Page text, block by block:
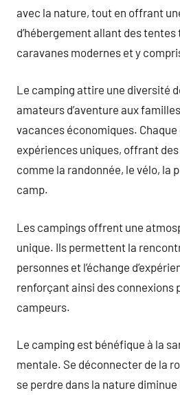
avec la nature, tout en offrant
d’hébergement allant des
caravanes modernes et y
Le camping attire une diversité
amateurs d’aventure aux
vacances économiques.
expériences uniques, offrant
comme la randonnée, le vélo, la
camp.
Les campings offrent une
unique. Ils permettent la
personnes et l’échange
renforçant ainsi des connexions
campeurs.
Le camping est bénéfique à la
mentale. Se déconnecter de la
se perdre dans la nature